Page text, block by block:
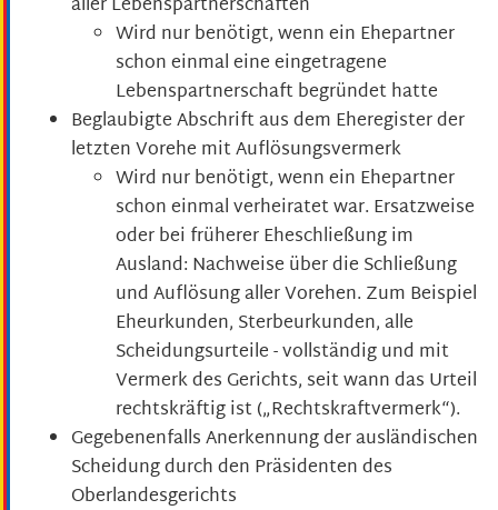
aller Lebenspartnerschaften
Wird nur benötigt, wenn ein Ehepartner
schon einmal eine eingetragene
Lebenspartnerschaft begründet hatte
Beglaubigte Abschrift aus dem Eheregister der
letzten Vorehe mit Auflösungsvermerk
Wird nur benötigt, wenn ein Ehepartner
schon einmal verheiratet war. Ersatzweise
oder bei früherer Eheschließung im
Ausland: Nachweise über die Schließung
und Auflösung aller Vorehen. Zum Beispiel
Eheurkunden, Sterbeurkunden, alle
Scheidungsurteile - vollständig und mit
Vermerk des Gerichts, seit wann das Urteil
rechtskräftig ist („Rechtskraftvermerk“).
Gegebenenfalls Anerkennung der ausländischen
Scheidung durch den Präsidenten des
Oberlandesgerichts